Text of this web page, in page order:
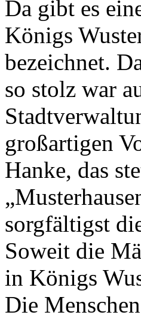
Da gibt es
Königs
bezeichnet.
so stolz war
großartigen
Hanke, das
sorgfältigst
Soweit die
in Königs
Die